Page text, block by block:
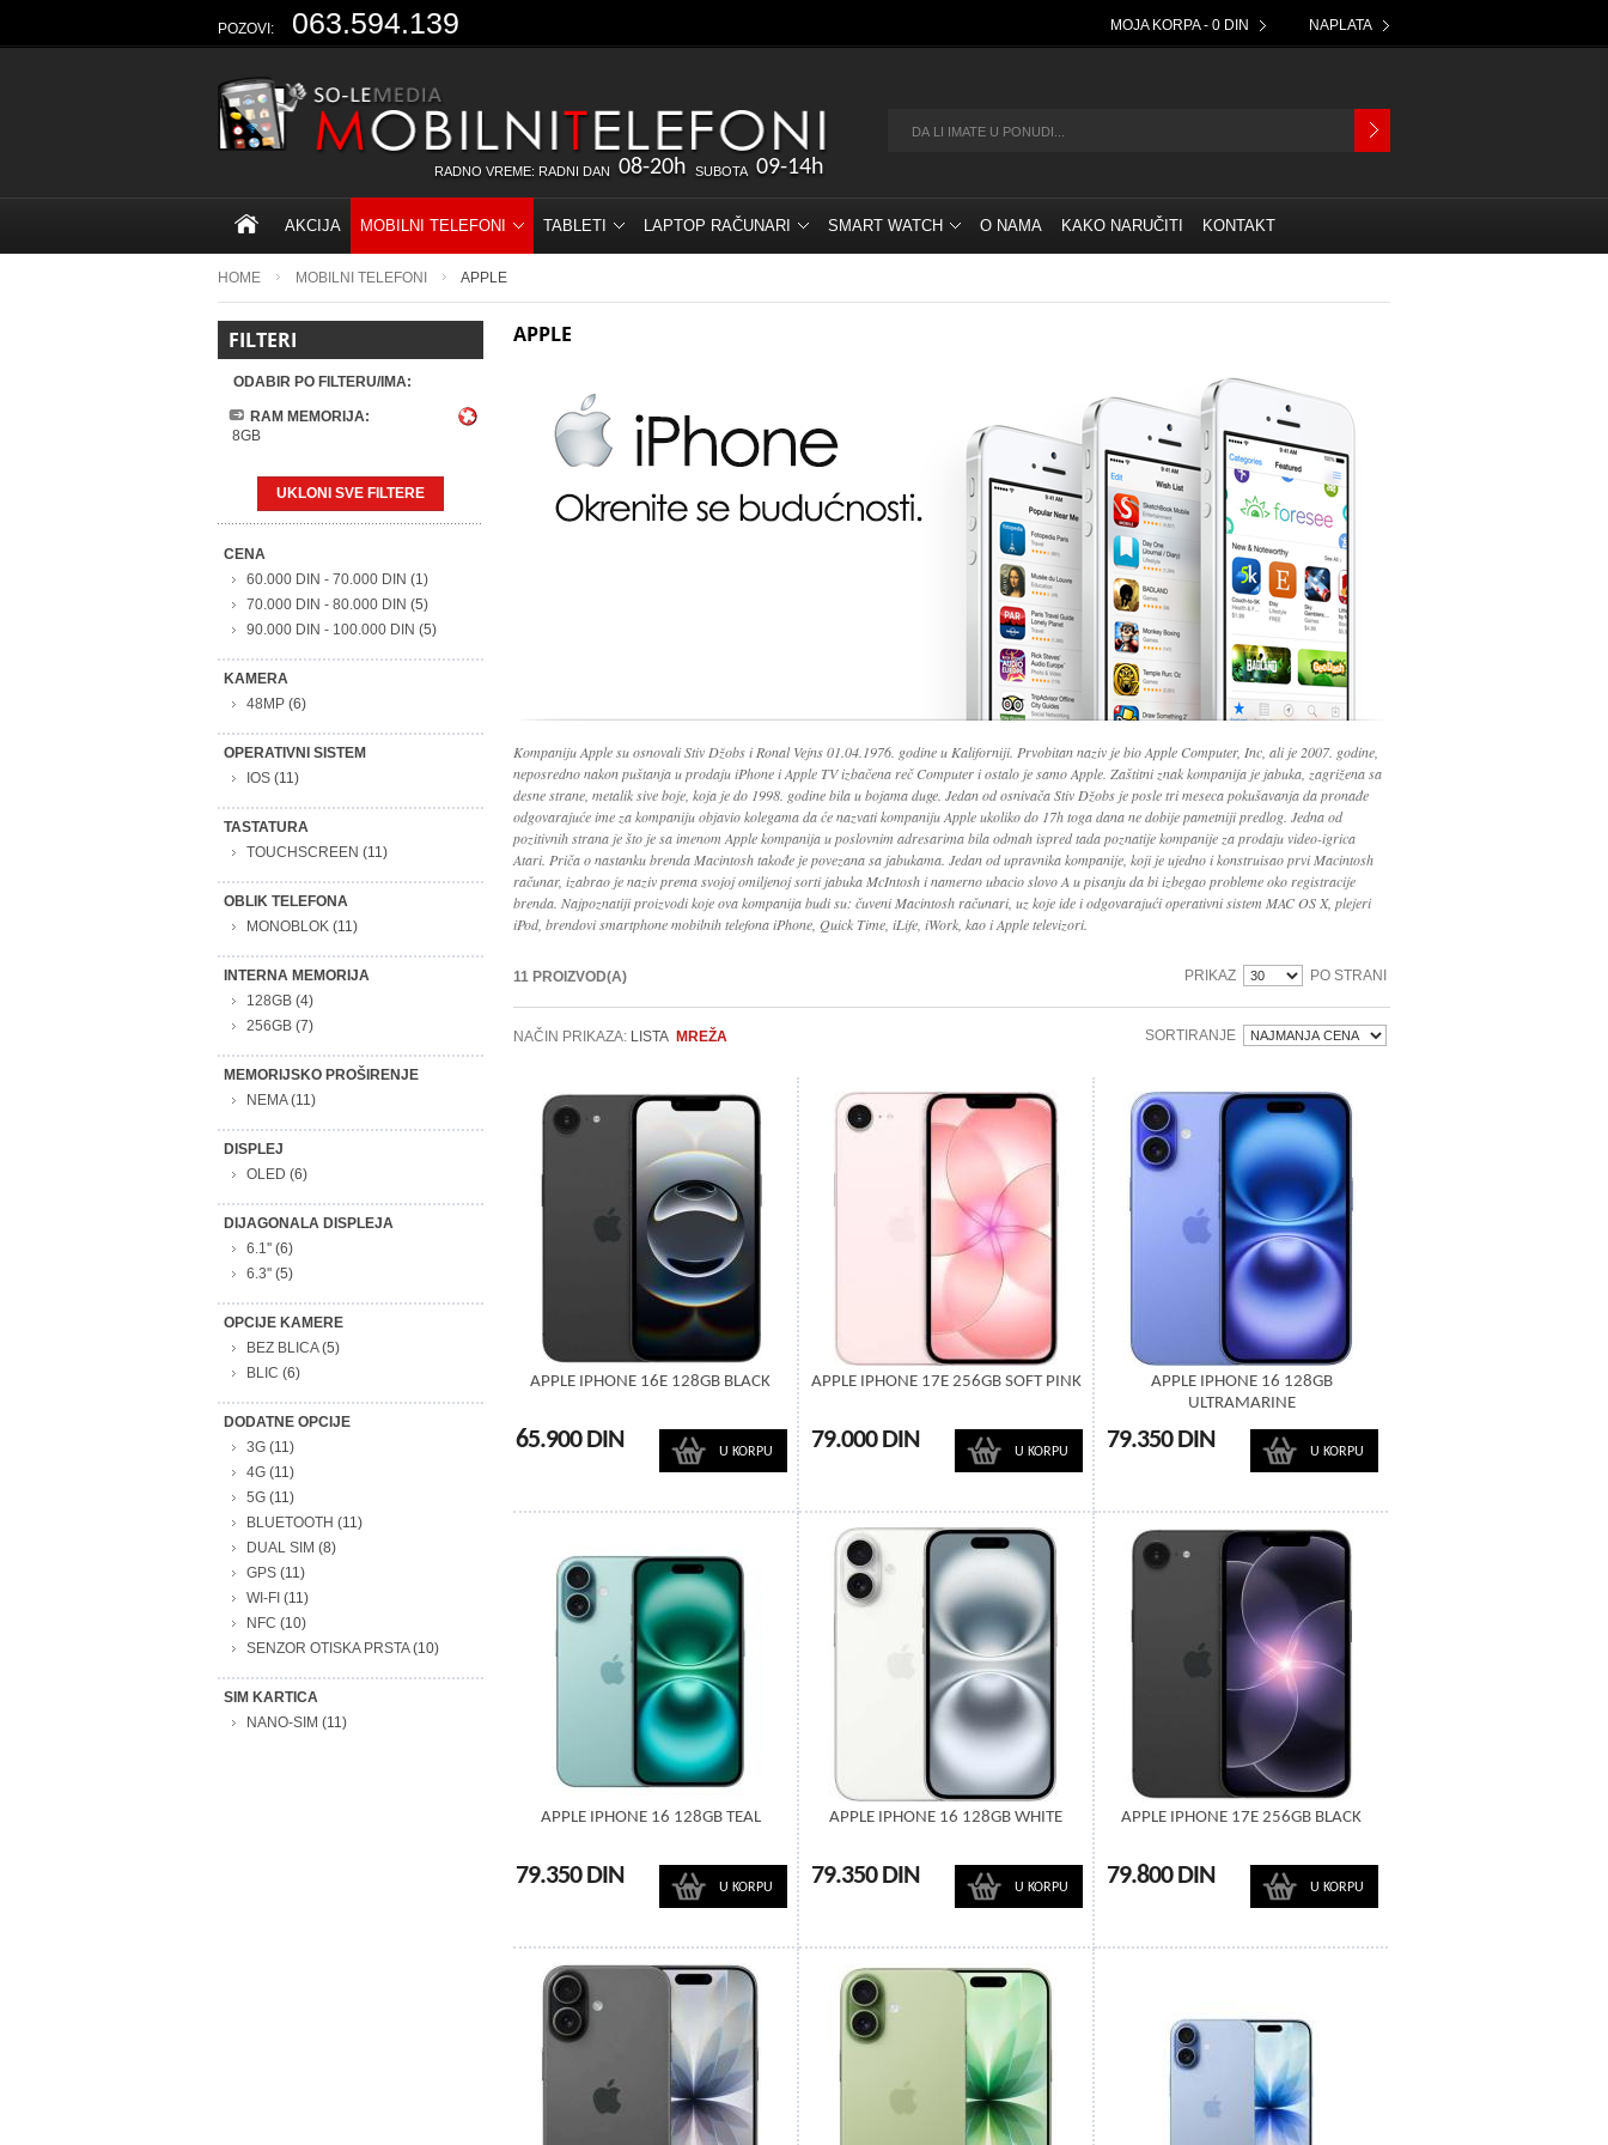
POZOVI: 063.594.139 MOJA KORPA - 0 DIN NAPLATA
RADNO VREME: RADNI DAN 08-20h SUBOTA 09-14h
AKCIJA MOBILNI TELEFONI TABLETI LAPTOP RAČUNARI SMART WATCH O NAMA KAKO NARUČITI KONTAKT
HOME MOBILNI TELEFONI APPLE
FILTERI
ODABIR PO FILTERU/IMA:
RAM MEMORIJA:
8GB
UKLONI SVE FILTERE
CENA
60.000 DIN - 70.000 DIN (1)
70.000 DIN - 80.000 DIN (5)
90.000 DIN - 100.000 DIN (5)
KAMERA
48MP (6)
OPERATIVNI SISTEM
IOS (11)
TASTATURA
TOUCHSCREEN (11)
OBLIK TELEFONA
MONOBLOK (11)
INTERNA MEMORIJA
128GB (4)
256GB (7)
MEMORIJSKO PROŠIRENJE
NEMA(11)
DISPLEJ
OLED (6)
DIJAGONALA DISPLEJA
6.1'' (6)
6.3'' (5)
OPCIJE KAMERE
BEZ BLICA(5)
BLIC (6)
DODATNE OPCIJE
3G (11)
4G (11)
5G (11)
BLUETOOTH (11)
DUAL SIM (8)
GPS (11)
WI-FI (11)
NFC (10)
SENZOR OTISKA PRSTA(10)
SIM KARTICA
NANO-SIM (11)
APPLE
Kompaniju Apple su osnovali Stiv Džobs i Ronal Vejns 01.04.1976. godine u Kaliforniji. Prvobitan naziv je bio Apple Computer, Inc, ali je 2007. godine,
neposredno nakon puštanja u prodaju iPhone i Apple TV izbačena reč Computer i ostalo je samo Apple. Zaštitni znak kompanija je jabuka, zagrižena sa
desne strane, metalik sive boje, koja je do 1998. godine bila u bojama duge. Jedan od osnivača Stiv Džobs je posle tri meseca pokušavanja da pronađe
odgovarajuće ime za kompaniju objavio kolegama da će nazvati kompaniju Apple ukoliko do 17h toga dana ne dobije pametniji predlog. Jedna od
pozitivnih strana je što je sa imenom Apple kompanija u poslovnim adresarima bila odmah ispred tada poznatije kompanije za prodaju video-igrica
Atari. Priča o nastanku brenda Macintosh takođe je povezana sa jabukama. Jedan od upravnika kompanije, koji je ujedno i konstruisao prvi Macintosh
računar, izabrao je naziv prema svojoj omiljenoj sorti jabuka McIntosh i namerno ubacio slovo A u pisanju da bi izbegao probleme oko registracije
brenda. Najpoznatiji proizvodi koje ova kompanija budi su: čuveni Macintosh računari, uz koje ide i odgovarajući operativni sistem MAC OS X, plejeri
iPod, brendovi smartphone mobilnih telefona iPhone, Quick Time, iLife, iWork, kao i Apple televizori.
11 PROIZVOD(A) PRIKAZ PO STRANI
NAČIN PRIKAZA: LISTA MREŽA SORTIRANJE
APPLE IPHONE 16E 128GB BLACK
65.900 DIN U KORPU
APPLE IPHONE 17E 256GB SOFT PINK
79.000 DIN U KORPU
APPLE IPHONE 16 128GB
ULTRAMARINE
79.350 DIN U KORPU
APPLE IPHONE 16 128GB TEAL
79.350 DIN U KORPU
APPLE IPHONE 16 128GB WHITE
79.350 DIN U KORPU
APPLE IPHONE 17E 256GB BLACK
79.800 DIN U KORPU